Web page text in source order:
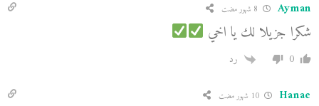
Ayman
شكرا جزيلا لك يا اخي
0 رد
Hanae 10 شهور مضت